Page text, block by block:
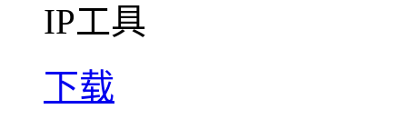
IP工具
下载